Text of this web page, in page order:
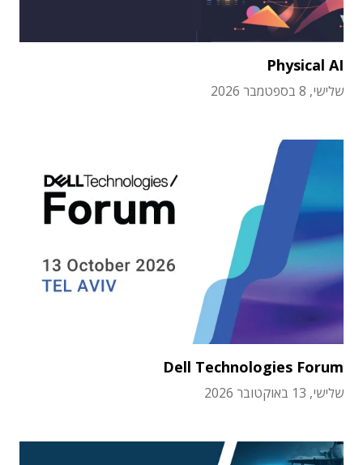
Physical AI
שלישי, 8 בספטמבר 2026
Dell Technologies Forum
שלישי, 13 באוקטובר 2026